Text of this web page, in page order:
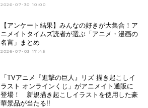
2026-07-30 10:00
【アンケート結果】みんなの好きが大集合！ア
ニメイトタイムズ読者が選ぶ「アニメ・漫画の
名言」まとめ
2026-07-03 17:45
「TVアニメ『進撃の巨人』リズ 描き起こしイ
ラスト オンラインくじ」がアニメイト通販に
登場！ 新規描き起こしイラストを使用した豪
華景品が当たる!!